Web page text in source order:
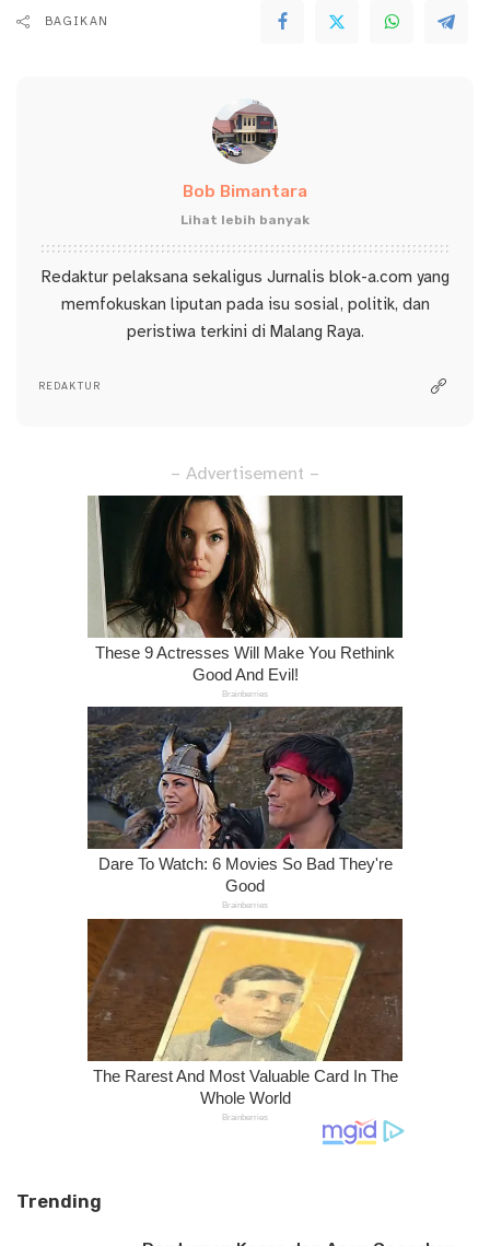
BAGIKAN
Bob Bimantara
Lihat lebih banyak
Redaktur pelaksana sekaligus Jurnalis blok-a.com yang
memfokuskan liputan pada isu sosial, politik, dan
peristiwa terkini di Malang Raya.
REDAKTUR
– Advertisement –
Trending